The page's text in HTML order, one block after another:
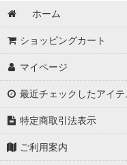
ホーム
ショッピングカート
マイページ
最近チェックしたアイテ
特定商取引法表示
ご利用案内